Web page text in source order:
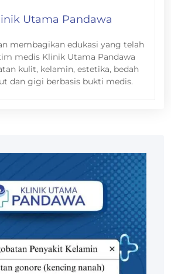
Utama Pandawa
membagikan edukasi yang telah
medis Klinik Utama Pandawa
kulit, kelamin, estetika, bedah
dan gigi berbasis bukti medis.